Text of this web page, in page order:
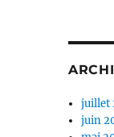
juillet
juin